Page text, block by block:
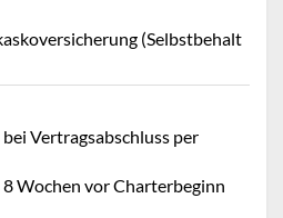
(Selbstbehalt
Vertragsabschluss per
Wochen vor Charterbeginn